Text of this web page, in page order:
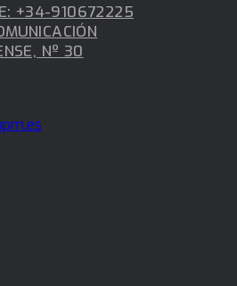
+34-910672225
Nº 30